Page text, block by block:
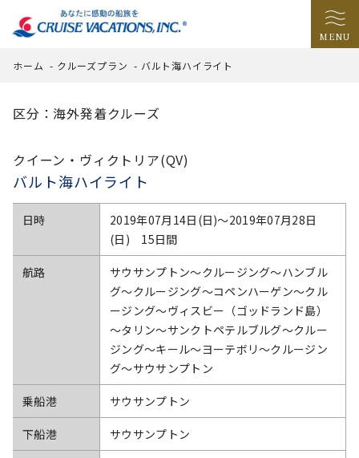
MENU
ホーム - クルーズプラン - バルト海ハイライト
区分：海外発着クルーズ
クイーン・ヴィクトリア(QV)
バルト海ハイライト
日時
2019年07月14日(日)〜2019年07月28日
(日) 15日間
航路
サウサンプトン～クルージング～ハンブル
グ～クルージング～コペンハーゲン～クル
ージング～ヴィスビー（ゴッドランド島）
～タリン～サンクトペテルブルグ～クルー
ジング～キール～ヨーテボリ～クルージン
グ～サウサンプトン
乗船港 サウサンプトン
下船港 サウサンプトン